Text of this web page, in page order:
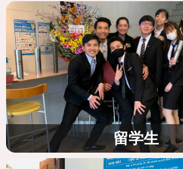
留学生